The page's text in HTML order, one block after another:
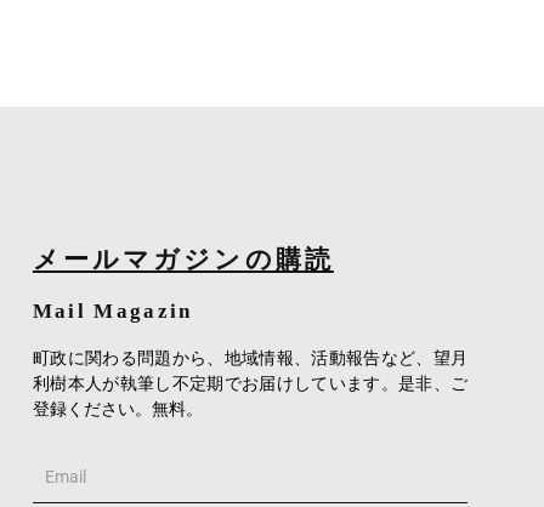
メールマガジンの購読
Mail Magazin
町政に関わる問題から、地域情報、活動報告など、望月
利樹本人が執筆し不定期でお届けしています。是非、ご
登録ください。無料。
Email